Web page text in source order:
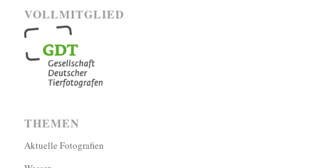
VOLLMITGLIED
THEMEN
Aktuelle Fotografien